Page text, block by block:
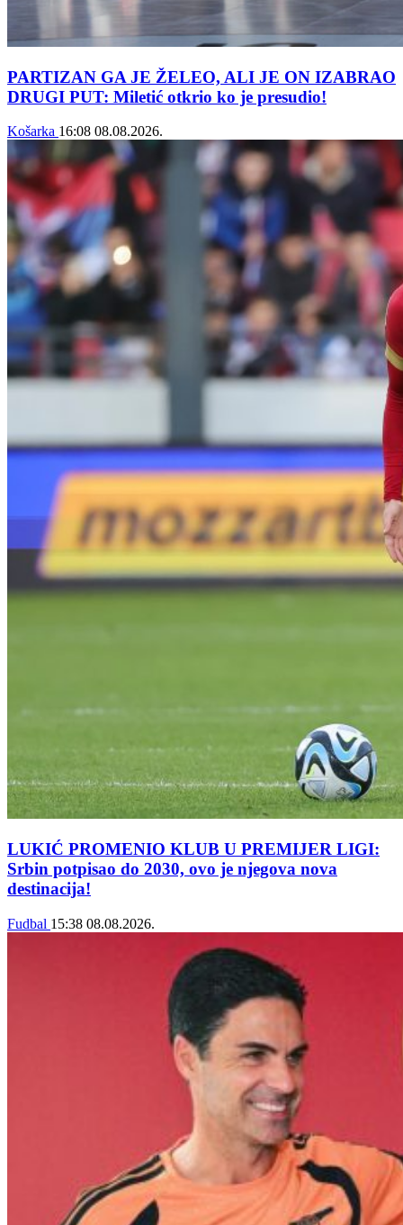
PARTIZAN GA JE ŽELEO, ALI JE ON IZABRAO
DRUGI PUT: Miletić otkrio ko je presudio!
Košarka 16:08 08.08.2026.
LUKIĆ PROMENIO KLUB U PREMIJER LIGI:
Srbin potpisao do 2030, ovo je njegova nova
destinacija!
Fudbal 15:38 08.08.2026.